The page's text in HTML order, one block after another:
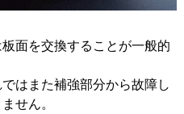
面を交換することが一般的
はまた補強部分から故障し
せん。